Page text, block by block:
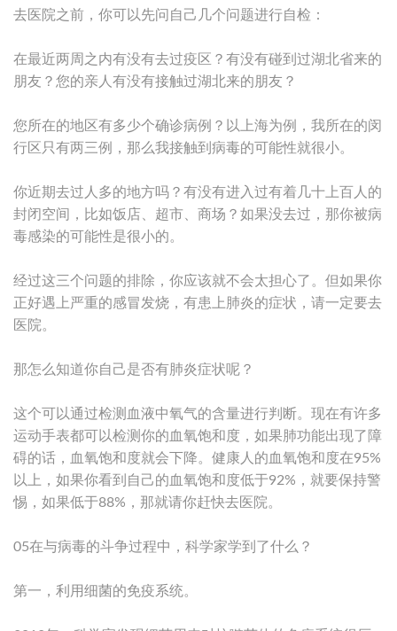
去医院之前，你可以先问自己几个问题进行自检：
在最近两周之内有没有去过疫区？有没有碰到过湖北省来的
朋友？您的亲人有没有接触过湖北来的朋友？
您所在的地区有多少个确诊病例？以上海为例，我所在的闵
行区只有两三例，那么我接触到病毒的可能性就很小。
你近期去过人多的地方吗？有没有进入过有着几十上百人的
封闭空间，比如饭店、超市、商场？如果没去过，那你被病
毒感染的可能性是很小的。
经过这三个问题的排除，你应该就不会太担心了。但如果你
正好遇上严重的感冒发烧，有患上肺炎的症状，请一定要去
医院。
那怎么知道你自己是否有肺炎症状呢？
这个可以通过检测血液中氧气的含量进行判断。现在有许多
运动手表都可以检测你的血氧饱和度，如果肺功能出现了障
碍的话，血氧饱和度就会下降。健康人的血氧饱和度在95%
以上，如果你看到自己的血氧饱和度低于92%，就要保持警
惕，如果低于88%，那就请你赶快去医院。
05在与病毒的斗争过程中，科学家学到了什么？
第一，利用细菌的免疫系统。